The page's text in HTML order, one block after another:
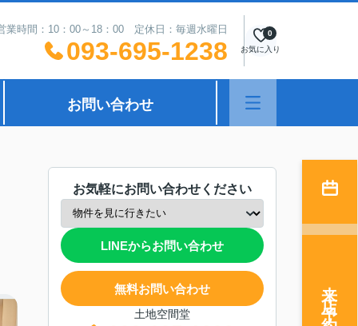
業時間：10：00～18：00 定休日：毎週水曜日
093-695-1238 お気に入り
0
お問い合わせ
お気軽にお問い合わせください
LINEからお問い合わせ
無料お問い合わせ
土地空間堂 来店予約